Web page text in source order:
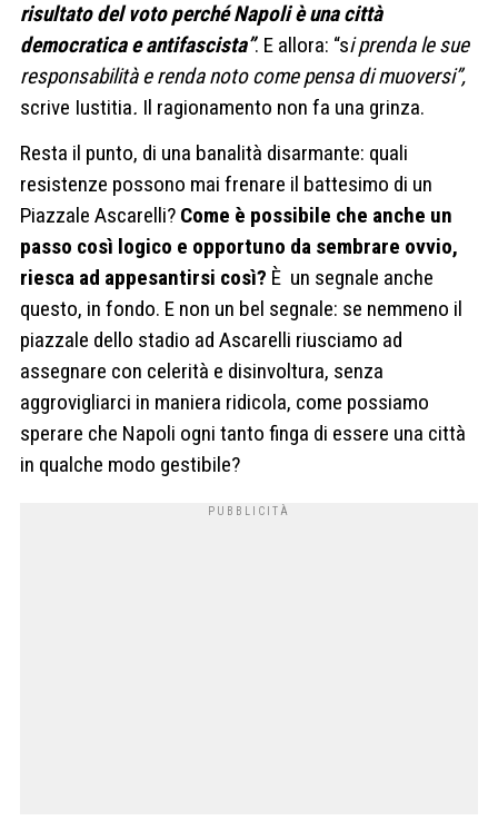
risultato del voto perché Napoli è una città
democratica e antifascista”. E allora: “si prenda le sue
responsabilità e renda noto come pensa di muoversi”,
scrive Iustitia. Il ragionamento non fa una grinza.
Resta il punto, di una banalità disarmante: quali
resistenze possono mai frenare il battesimo di un
Piazzale Ascarelli? Come è possibile che anche un
passo così logico e opportuno da sembrare ovvio,
riesca ad appesantirsi così? È un segnale anche
questo, in fondo. E non un bel segnale: se nemmeno il
piazzale dello stadio ad Ascarelli riusciamo ad
assegnare con celerità e disinvoltura, senza
aggrovigliarci in maniera ridicola, come possiamo
sperare che Napoli ogni tanto finga di essere una città
in qualche modo gestibile?